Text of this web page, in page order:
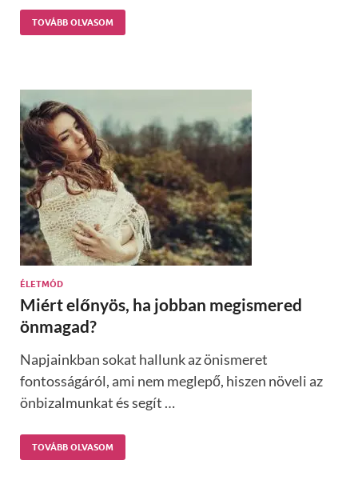
TOVÁBB OLVASOM
ÉLETMÓD
Miért előnyös, ha jobban megismered
önmagad?
Napjainkban sokat hallunk az önismeret
fontosságáról, ami nem meglepő, hiszen növeli az
önbizalmunkat és segít …
TOVÁBB OLVASOM